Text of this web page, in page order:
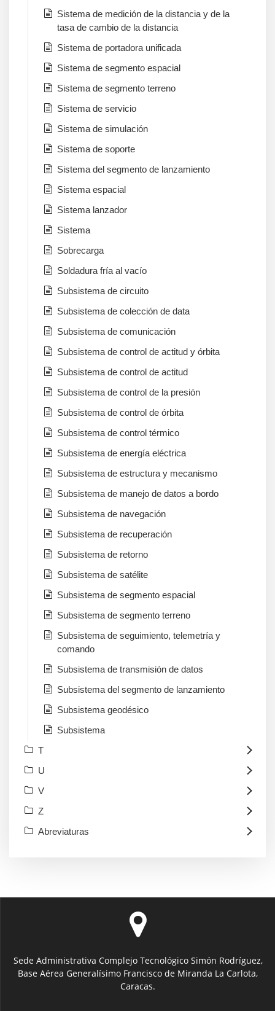
Sistema de medición de la distancia y de la
tasa de cambio de la distancia
Sistema de portadora unificada
Sistema de segmento espacial
Sistema de segmento terreno
Sistema de servicio
Sistema de simulación
Sistema de soporte
Sistema del segmento de lanzamiento
Sistema espacial
Sistema lanzador
Sistema
Sobrecarga
Soldadura fría al vacío
Subsistema de circuito
Subsistema de colección de data
Subsistema de comunicación
Subsistema de control de actitud y órbita
Subsistema de control de actitud
Subsistema de control de la presión
Subsistema de control de órbita
Subsistema de control térmico
Subsistema de energía eléctrica
Subsistema de estructura y mecanismo
Subsistema de manejo de datos a bordo
Subsistema de navegación
Subsistema de recuperación
Subsistema de retorno
Subsistema de satélite
Subsistema de segmento espacial
Subsistema de segmento terreno
Subsistema de seguimiento, telemetría y
comando
Subsistema de transmisión de datos
Subsistema del segmento de lanzamiento
Subsistema geodésico
Subsistema
T
U
V
Z
Abreviaturas
Sede Administrativa Complejo Tecnológico Simón Rodríguez,
Base Aérea Generalísimo Francisco de Miranda La Carlota,
Caracas.